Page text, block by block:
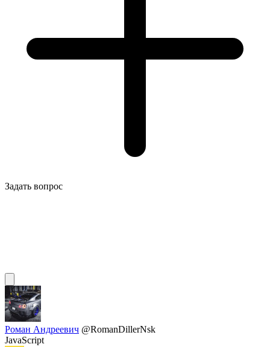
Задать вопрос
Роман Андреевич @RomanDillerNsk
JavaScript